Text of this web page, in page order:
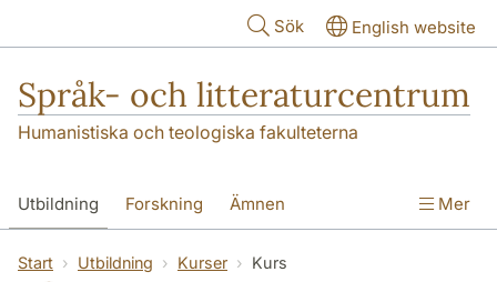
Sök English website
Språk- och litteraturcentrum
Humanistiska och teologiska fakulteterna
Utbildning Forskning Ämnen
SOL-husen Kontakt Institutionen
Mer
Start Utbildning Kurser
Kurs